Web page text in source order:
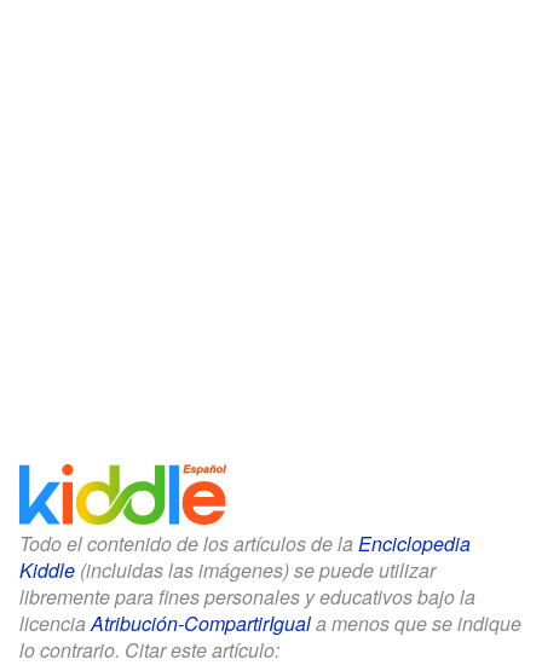
Todo el contenido de los artículos de la Enciclopedia
Kiddle (incluidas las imágenes) se puede utilizar
libremente para fines personales y educativos bajo la
licenciaAtribución-CompartirIguala menos que se indique
lo contrario. Citar este artículo: